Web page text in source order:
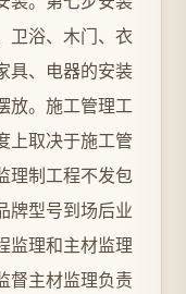
卫浴、木门、衣
具、电器的安装
放。施工管理工
上取决于施工管
理制工程不发包
牌型号到场后业
监理和主材监理
督主材监理负责